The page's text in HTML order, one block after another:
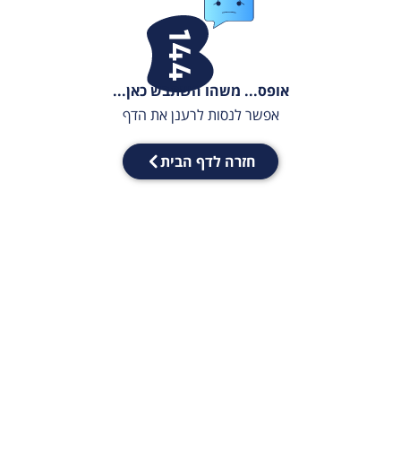
אופס... משהו השתבש כאן...
אפשר לנסות לרענן את הדף
חזרה לדף הבית